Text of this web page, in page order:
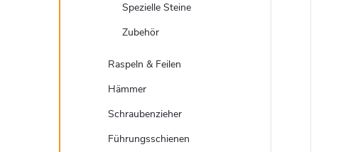
Spezielle Steine
Zubehör
Raspeln & Feilen
Hämmer
Schraubenzieher
Führungsschienen